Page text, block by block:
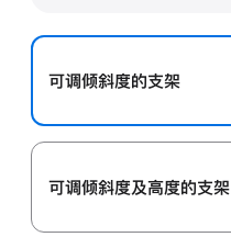
可调倾斜度的支架
可调倾斜度及高‍度的支‍架